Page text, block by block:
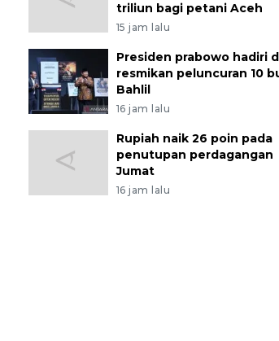
triliun bagi petani Aceh
15 jam lalu
Presiden prabowo hadiri
resmikan peluncuran 10
Bahlil
16 jam lalu
Rupiah naik 26 poin pada
penutupan perdagangan
Jumat
16 jam lalu